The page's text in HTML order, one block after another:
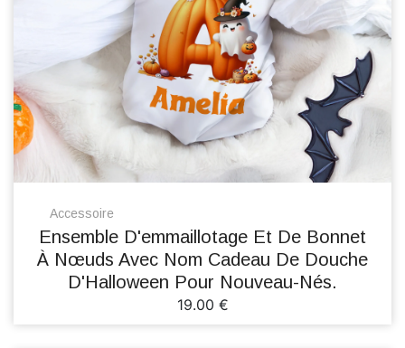
Accessoire
Ensemble D'emmaillotage Et De Bonnet
À Nœuds Avec Nom Cadeau De Douche
D'Halloween Pour Nouveau-Nés.
19.00 €